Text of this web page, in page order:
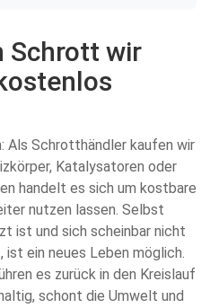
Schrott wir
Als Schrotthändler kaufen wir
Katalysatoren oder
handelt es sich um kostbare
nutzen lassen. Selbst
ist und sich scheinbar nicht
ein neues Leben möglich.
es zurück in den Kreislauf
schont die Umwelt und